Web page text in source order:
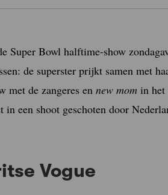
Super Bowl halftime-show
de superster prijkt samen met
met de zangeres en new mom in het
een shoot geschoten door
Vogue